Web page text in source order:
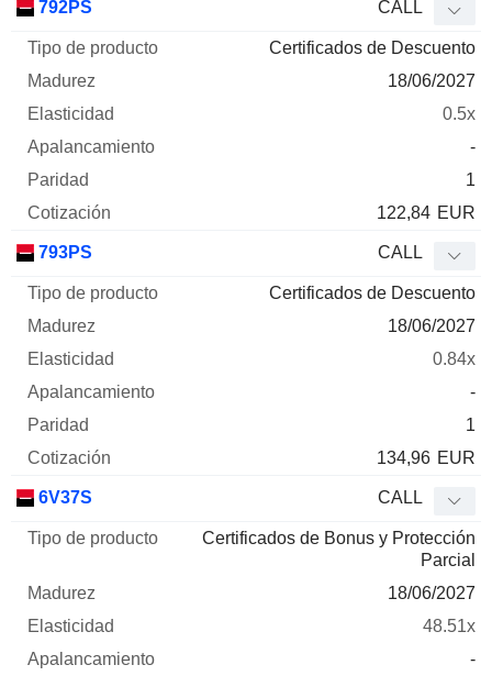
792PS CALL
Certificados de Descuento
18/06/2027
0.5x
-
1
122,84 EUR
793PS CALL
Certificados de Descuento
18/06/2027
0.84x
-
1
134,96 EUR
6V37S CALL
Certificados de Bonus y Protección
Parcial
18/06/2027
48.51x
-